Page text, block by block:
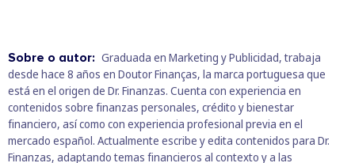
Sobre o autor: Graduada en Marketing y Publicidad, trabaja
desde hace 8 años en Doutor Finanças, la marca portuguesa que
está en el origen de Dr. Finanzas. Cuenta con experiencia en
contenidos sobre finanzas personales, crédito y bienestar
financiero, así como con experiencia profesional previa en el
mercado español. Actualmente escribe y edita contenidos para Dr.
Finanzas, adaptando temas financieros al contexto y a las